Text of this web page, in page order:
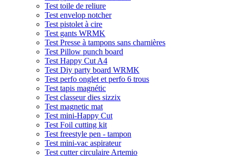
Test toile de reliure
Test envelop notcher
Test pistolet à cire
Test gants WRMK
Test Presse à tampons sans charnières
Test Pillow punch board
Test Happy Cut A4
Test Diy party board WRMK
Test perfo onglet et perfo 6 trous
Test tapis magnétic
Test classeur dies sizzix
Test magnetic mat
Test mini-Happy Cut
Test Foil cutting kit
Test freestyle pen - tampon
Test mini-vac aspirateur
Test cutter circulaire Artemio